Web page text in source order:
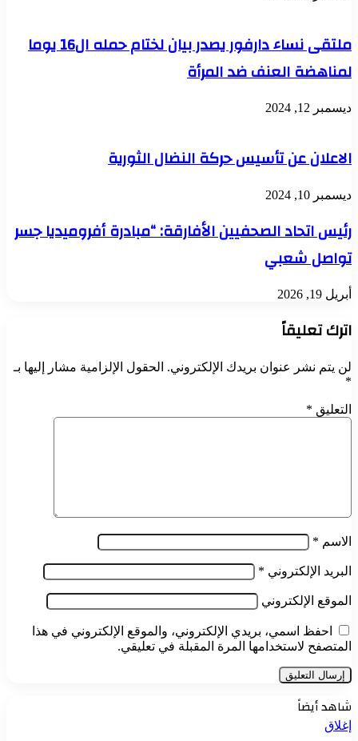
ملتقى نساء دارفور يصدر بيان لختام حمله ال16 يوما
لمناهضة العنف ضد المرأة
ديسمبر 12, 2024
الاعلان عن تأسيس حركة النضال الثورية
ديسمبر 10, 2024
رئيس اتحاد الصحفيين الأفارقة: “مبادرة أفروميديا جسر
تواصل شعبي
أبريل 19, 2026
اترك تعليقاً
لن يتم نشر عنوان بريدك الإلكتروني. الحقول الإلزامية مشار إليها بـ
*
التعليق *
الاسم *
البريد الإلكتروني *
الموقع الإلكتروني
احفظ اسمي، بريدي الإلكتروني، والموقع الإلكتروني في هذا
المتصفح لاستخدامها المرة المقبلة في تعليقي.
شاهد أيضاً
إغلاق